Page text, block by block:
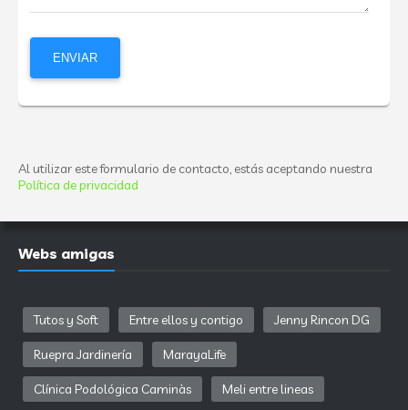
Al utilizar este formulario de contacto, estás aceptando nuestra
Política de privacidad
Webs amigas
Tutos y Soft Entre ellos y contigo Jenny Rincon DG
Ruepra Jardinería MarayaLife
Clínica Podológica Caminàs Meli entre lineas